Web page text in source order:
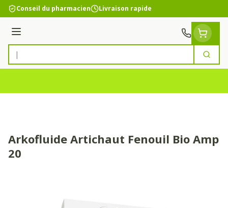
Aller au contenu
Conseil du pharmacien Livraison rapide
Menu
Rechercher
Arkofluide Artichaut Fenouil Bio Amp
20